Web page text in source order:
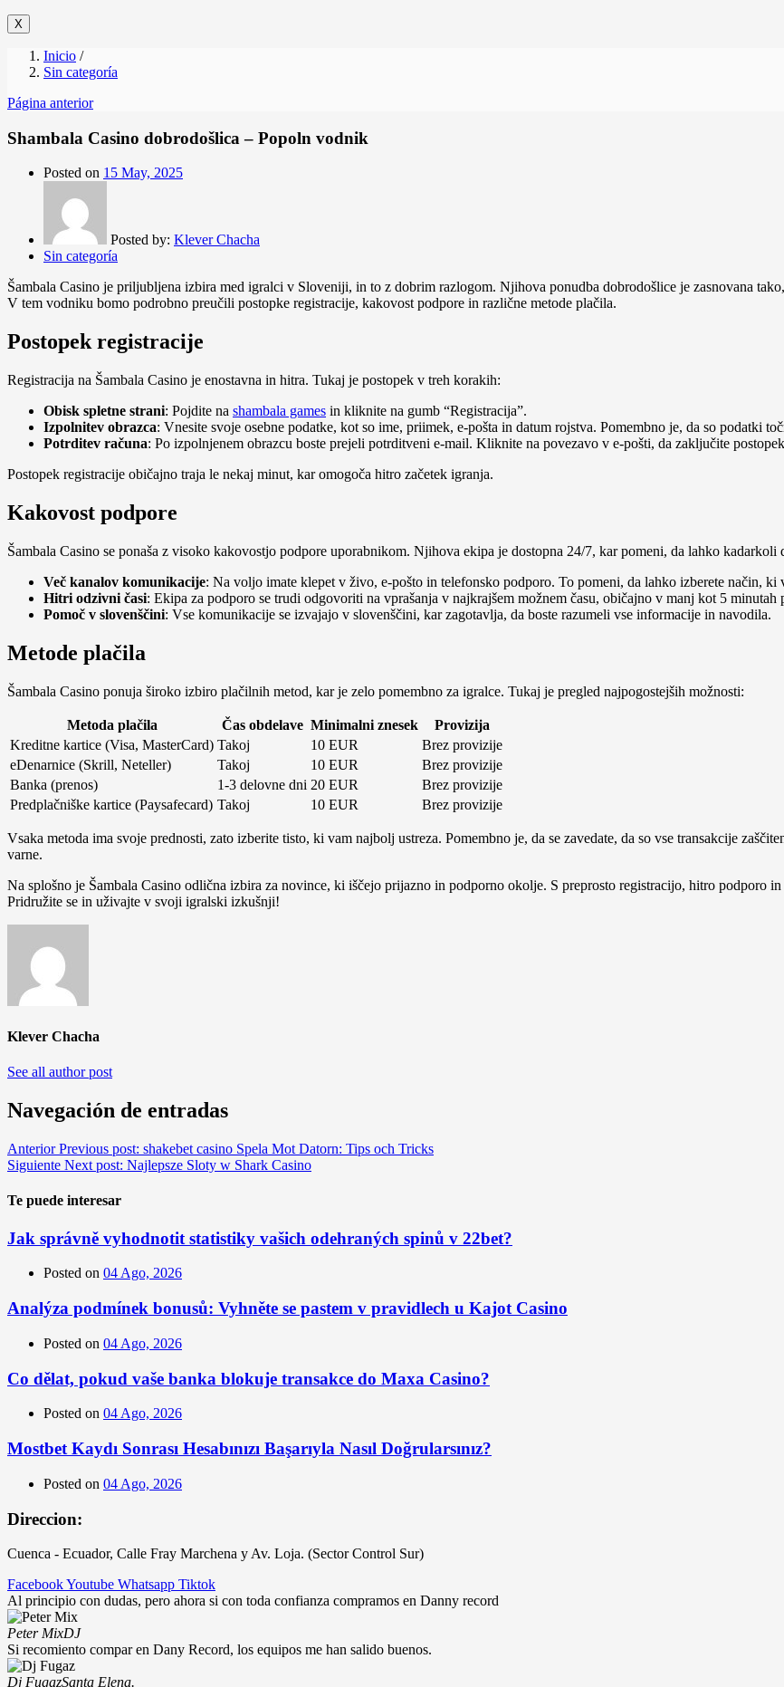
X
Inicio /
Sin categoría
Página anterior
Shambala Casino dobrodošlica – Popoln vodnik
Posted on 15 May, 2025
Posted by: Klever Chacha
Sin categoría
Šambala Casino je priljubljena izbira med igralci v Sloveniji, in to z dobrim razlogom. Njihova ponudba dobrodošlice je zasnovana
V tem vodniku bomo podrobno preučili postopke registracije, kakovost podpore in različne metode plačila.
Postopek registracije
Registracija na Šambala Casino je enostavna in hitra. Tukaj je postopek v treh korakih:
Obisk spletne strani: Pojdite na shambala games in kliknite na gumb “Registracija”.
Izpolnitev obrazca: Vnesite svoje osebne podatke, kot so ime, priimek, e-pošta in datum rojstva. Pomembno je, da so podatki
Potrditev računa: Po izpolnjenem obrazcu boste prejeli potrditveni e-mail. Kliknite na povezavo v e-pošti, da zaključite
Postopek registracije običajno traja le nekaj minut, kar omogoča hitro začetek igranja.
Kakovost podpore
Šambala Casino se ponaša z visoko kakovostjo podpore uporabnikom. Njihova ekipa je dostopna 24/7, kar pomeni, da lahko
Več kanalov komunikacije: Na voljo imate klepet v živo, e-pošto in telefonsko podporo. To pomeni, da lahko izberete način, ki
Hitri odzivni časi: Ekipa za podporo se trudi odgovoriti na vprašanja v najkrajšem možnem času, običajno v manj kot 5 minutah
Pomoč v slovenščini: Vse komunikacije se izvajajo v slovenščini, kar zagotavlja, da boste razumeli vse informacije in navodila.
Metode plačila
Šambala Casino ponuja široko izbiro plačilnih metod, kar je zelo pomembno za igralce. Tukaj je pregled najpogostejših možnosti:
Metoda plačila Čas obdelave Minimalni znesek
Provizija
Kreditne kartice (Visa, MasterCard) Takoj 10 EUR
Brez provizije
eDenarnice (Skrill, Neteller)
Takoj 10 EUR
Brez provizije
Banka (prenos)
1-3 delovne dni 20 EUR
Brez provizije
Predplačniške kartice (Paysafecard) Takoj 10 EUR Brez provizije
Vsaka metoda ima svoje prednosti, zato izberite tisto, ki vam najbolj ustreza. Pomembno je, da se zavedate, da so vse transakcije
varne.
Na splošno je Šambala Casino odlična izbira za novince, ki iščejo prijazno in podporno okolje. S preprosto registracijo, hitro podporo
Pridružite se in uživajte v svoji igralski izkušnji!
Klever Chacha
See all author post
Navegación de entradas
Anterior Previous post: shakebet casino Spela Mot Datorn: Tips och Tricks
Siguiente Next post: Najlepsze Sloty w Shark Casino
Te puede interesar
Jak správně vyhodnotit statistiky vašich odehraných spinů v 22bet?
Posted on 04 Ago, 2026
Analýza podmínek bonusů: Vyhněte se pastem v pravidlech u Kajot Casino
Posted on 04 Ago, 2026
Co dělat, pokud vaše banka blokuje transakce do Maxa Casino?
Posted on 04 Ago, 2026
Mostbet Kaydı Sonrası Hesabınızı Başarıyla Nasıl Doğrularsınız?
Posted on 04 Ago, 2026
Direccion:
Cuenca - Ecuador, Calle Fray Marchena y Av. Loja. (Sector Control Sur)
FacebookYoutube Whatsapp Tiktok
Al principio con dudas, pero ahora si con toda confianza compramos en Danny record
Peter MixDJ
Si recomiento compar en Dany Record, los equipos me han salido buenos.
Dj FugazSanta Elena.